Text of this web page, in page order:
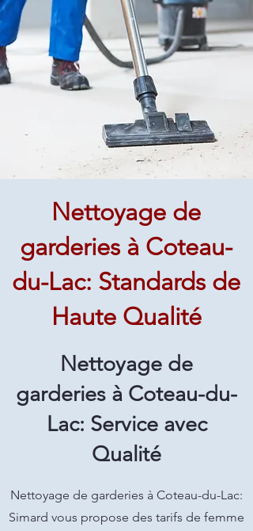
Nettoyage de
garderies à Coteau-
du-Lac: Standards de
Haute Qualité
Nettoyage de
garderies à Coteau-du-
Lac: Service avec
Qualité
Nettoyage de garderies à Coteau-du-Lac:
Simard vous propose des tarifs de femme